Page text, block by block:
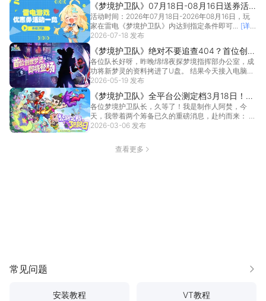
《梦境护卫队》07月18日-08月16日送券活
动一览
活动时间：2026年07月18日-2026年08月16日，玩
家在雷电《梦境护卫队》内达到指定条件即可... [详
情]
2026-07-18 发布
《梦境护卫队》绝对不要追查404？首位创世
梦灵线索曝光！
各位队长好呀，昨晚绵绵夜探梦境指挥部办公室，成
功将新梦灵的资料拷进了U盘。 结果今天接入电脑准
备和大... [详情]
2026-05-19 发布
《梦境护卫队》全平台公测定档3月18日！联
动《葫芦兄弟》邀你“葫”闹入梦！
各位梦境护卫队长，久等了！我是制作人阿焚，今
天，我带着两个筹备已久的重磅消息，赴约而来： 第
一，《梦... [详情]
2026-03-06 发布
查看更多
常见问题 更多
安装教程 VT教程